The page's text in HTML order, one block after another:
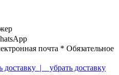
почта * Обязательное
| убрать доставку